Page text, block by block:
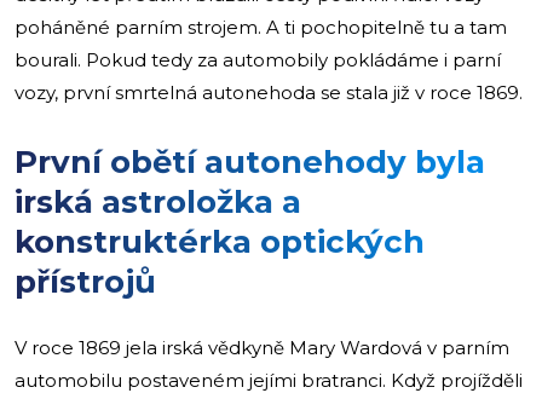
poháněné parním strojem. A ti pochopitelně tu a tam
bourali. Pokud tedy za automobily pokládáme i parní
vozy, první smrtelná autonehoda se stala již v roce 1869.
První obětí autonehody byla
irská astroložka a
konstruktérka optických
přístrojů
V roce 1869 jela irská vědkyně Mary Wardová v parním
automobilu postaveném jejími bratranci. Když projížděli